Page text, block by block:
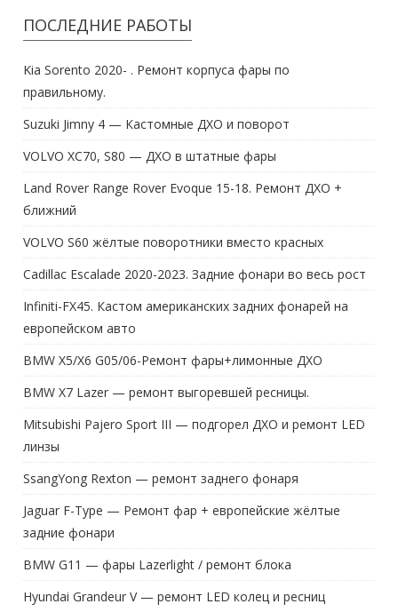
ПОСЛЕДНИЕ РАБОТЫ
Kia Sorento 2020- . Ремонт корпуса фары по
правильному.
Suzuki Jimny 4 — Кастомные ДХО и поворот
VOLVO XC70, S80 — ДХО в штатные фары
Land Rover Range Rover Evoque 15-18. Ремонт ДХО +
ближний
VOLVO S60 жёлтые поворотники вместо красных
Cadillac Escalade 2020-2023. Задние фонари во весь рост
Infiniti-FX45. Кастом американских задних фонарей на
европейском авто
BMW X5/X6 G05/06-Ремонт фары+лимонные ДХО
BMW X7 Lazer — ремонт выгоревшей ресницы.
Mitsubishi Pajero Sport III — подгорел ДХО и ремонт LED
линзы
SsangYong Rexton — ремонт заднего фонаря
Jaguar F-Type — Ремонт фар + европейские жёлтые
задние фонари
BMW G11 — фары Lazerlight / ремонт блока
Hyundai Grandeur V — ремонт LED колец и ресниц